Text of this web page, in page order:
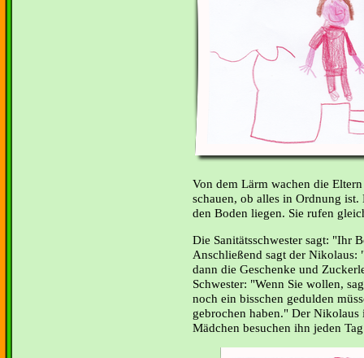
Von dem Lärm wachen die
schauen, ob alles in Ordnung
den Boden liegen. Sie rufen
Die Sanitätsschwester sagt: "Ihr
Anschließend sagt der
dann die Geschenke und
Schwester: "Wenn Sie wollen,
noch ein bisschen gedulden
gebrochen haben." Der Nikolaus
Mädchen besuchen ihn jeden